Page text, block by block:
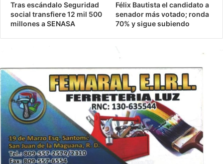
Tras escándalo Seguridad
social transfiere 12 mil 500
millones a SENASA
Félix Bautista el candidato a
senador más votado; ronda
70% y sigue subiendo